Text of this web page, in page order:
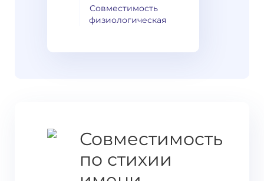
Совместимость
физиологическая
Совместимость
по стихии